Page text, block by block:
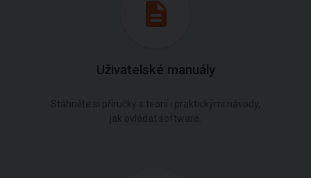
Uživatelské manuály
Stáhněte si příručky s teorií i praktickými návody,
jak ovládat software.